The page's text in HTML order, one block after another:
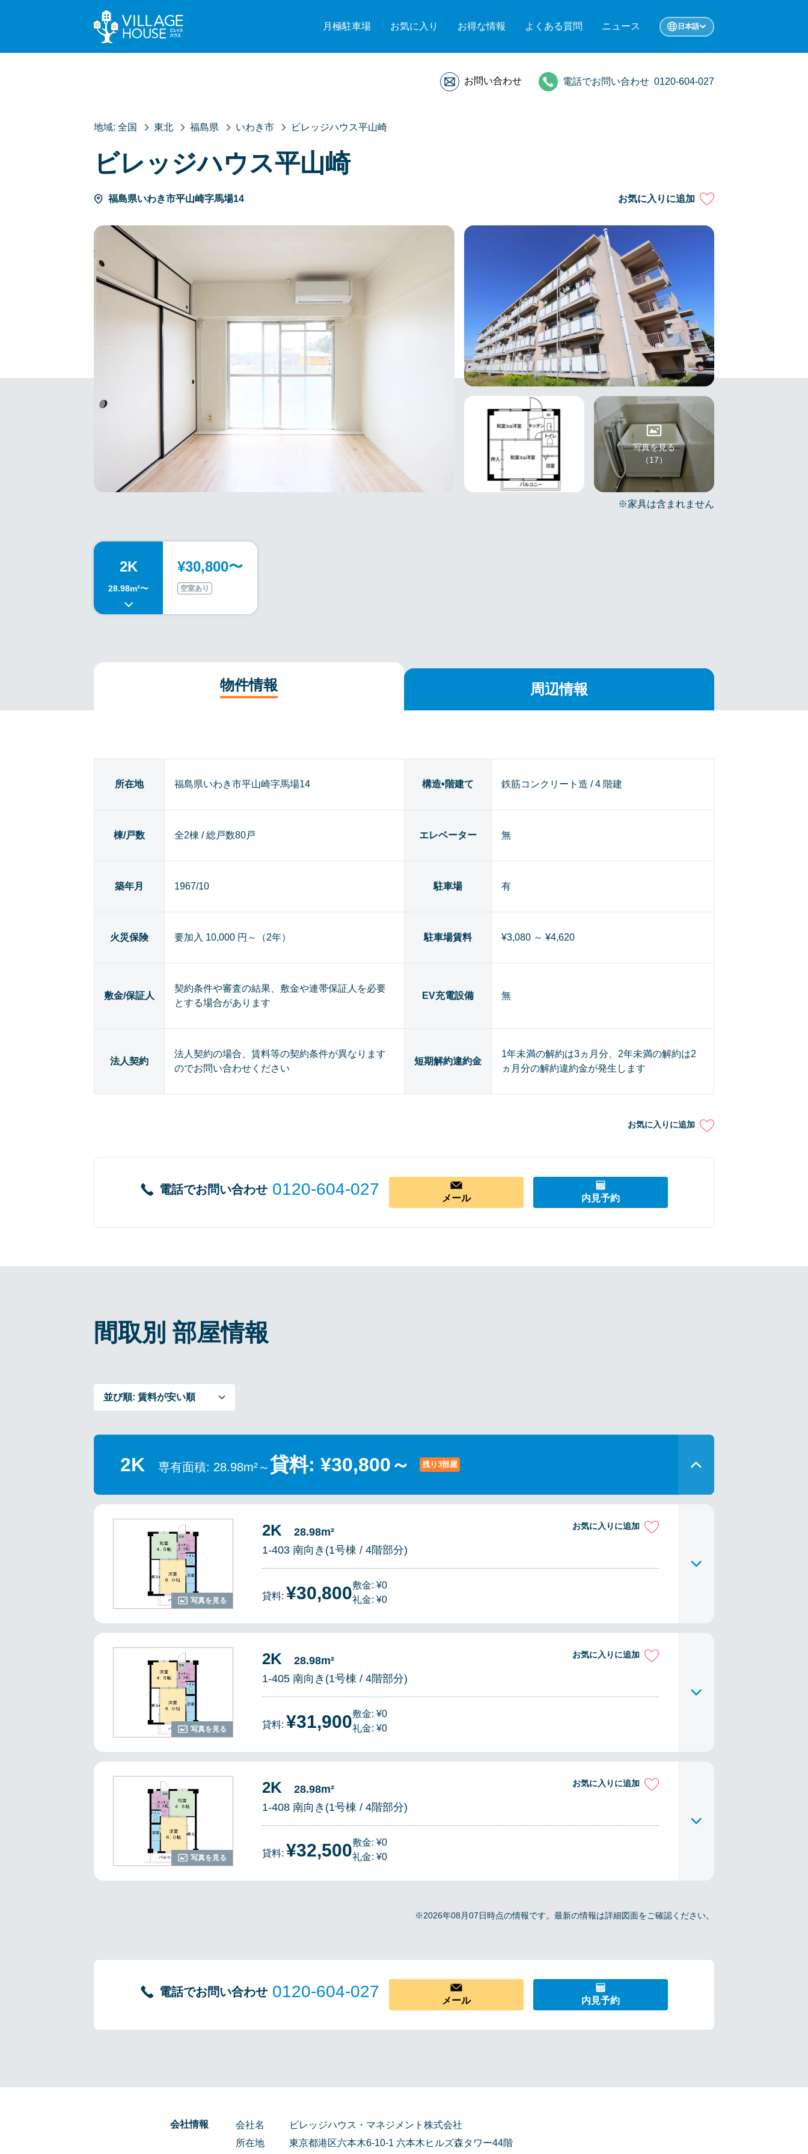
月極駐車場 お気に入り お得な情報 よくある質問 ニュース 日本語
お問い合わせ 電話でお問い合わせ 0120-604-027
地域: 全国 東北 福島県 いわき市 ビレッジハウス平山崎
ビレッジハウス平山崎
福島県いわき市平山崎字馬場14 お気に入りに追加
写真を見る
（17）
※家具は含まれません
2K
28.98m²〜
¥30,800〜
空室あり
物件情報 周辺情報
所在地 福島県いわき市平山崎字馬場14 構造•階建て 鉄筋コンクリート造 / 4 階建
棟/戸数 全2棟 / 総戸数80戸 エレベーター 無
築年月 1967/10 駐車場 有
火災保険 要加入 10,000 円～（2年） 駐車場賃料 ¥3,080 ～ ¥4,620
敷金/保証人
契約条件や審査の結果、敷金や連帯保証人を必要
とする場合があります
EV充電設備 無
法人契約
法人契約の場合、賃料等の契約条件が異なります
のでお問い合わせください
短期解約違約金
1年未満の解約は3ヵ月分、2年未満の解約は2
ヵ月分の解約違約金が発生します
お気に入りに追加
電話でお問い合わせ 0120-604-027 メール 内見予約
間取別 部屋情報
並び順: 賃料が安い順
2K 専有面積: 28.98m²～貸料: ¥30,800～ 残り3部屋
写真を見る
2K
28.98m²
1-403 南向き(1号棟 / 4階部分)
お気に入りに追加
貸料: ¥30,800敷金: ¥0
礼金: ¥0
写真を見る
2K
28.98m²
1-405 南向き(1号棟 / 4階部分)
お気に入りに追加
貸料: ¥31,900敷金: ¥0
礼金: ¥0
写真を見る
2K
28.98m²
1-408 南向き(1号棟 / 4階部分)
お気に入りに追加
貸料: ¥32,500敷金: ¥0
礼金: ¥0
※2026年08月07日時点の情報です。最新の情報は詳細図面をご確認ください。
電話でお問い合わせ 0120-604-027 メール 内見予約
会社情報 会社名
ビレッジハウス・マネジメント株式会社
所在地
東京都港区六本木6-10-1 六本木ヒルズ森タワー44階